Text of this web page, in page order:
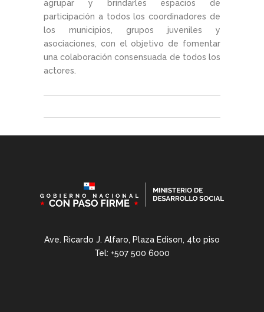
agrupar y brindarles espacios de
participación a todos los coordinadores de
los municipios, grupos juveniles y
asociaciones, con el objetivo de fomentar
una colaboración consensuada de todos los
actores.
Ave. Ricardo J. Alfaro, Plaza Edison, 4to piso
Tel: +507 500 6000